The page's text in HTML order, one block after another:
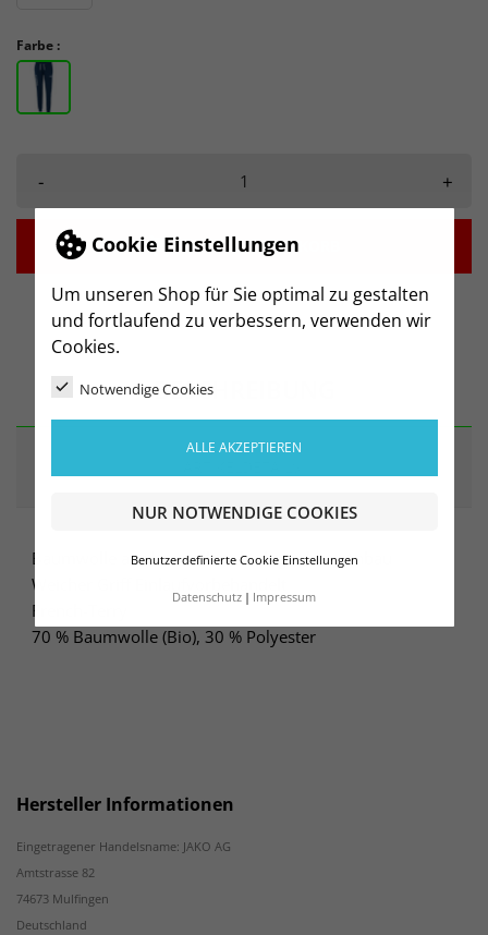
Cookie Einstellungen
Um unseren Shop für Sie optimal zu gestalten
und fortlaufend zu verbessern, verwenden wir
Cookies.
Notwendige Cookies
ALLE AKZEPTIEREN
NUR NOTWENDIGE COOKIES
Benutzerdefinierte Cookie Einstellungen
Datenschutz Impressum
Farbe :
- +
 IN DEN WARENKORB
BESCHREIBUNG
Baumwolle aus kontrolliert biologischem Anbau
Weicher Griff Einlaufvorbehandelt
French-Terry
70 % Baumwolle (Bio), 30 % Polyester
Hersteller Informationen
Eingetragener Handelsname: JAKO AG
Amtstrasse 82
74673 Mulfingen
Deutschland